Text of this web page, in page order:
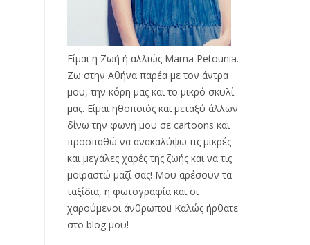
Είμαι η Ζωή ή αλλιώς Mama Petounia.
Ζω στην Αθήνα παρέα με τον άντρα
μου, την κόρη μας και το μικρό σκυλί
μας. Είμαι ηθοποιός και μεταξύ άλλων
δίνω την φωνή μου σε cartoons και
προσπαθώ να ανακαλύψω τις μικρές
και μεγάλες χαρές της ζωής και να τις
μοιραστώ μαζί σας! Μου αρέσουν τα
ταξίδια, η φωτογραφία και οι
χαρούμενοι άνθρωποι! Καλώς ήρθατε
στο blog μου!